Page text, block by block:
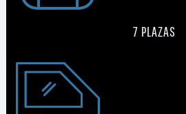
7 PLAZAS